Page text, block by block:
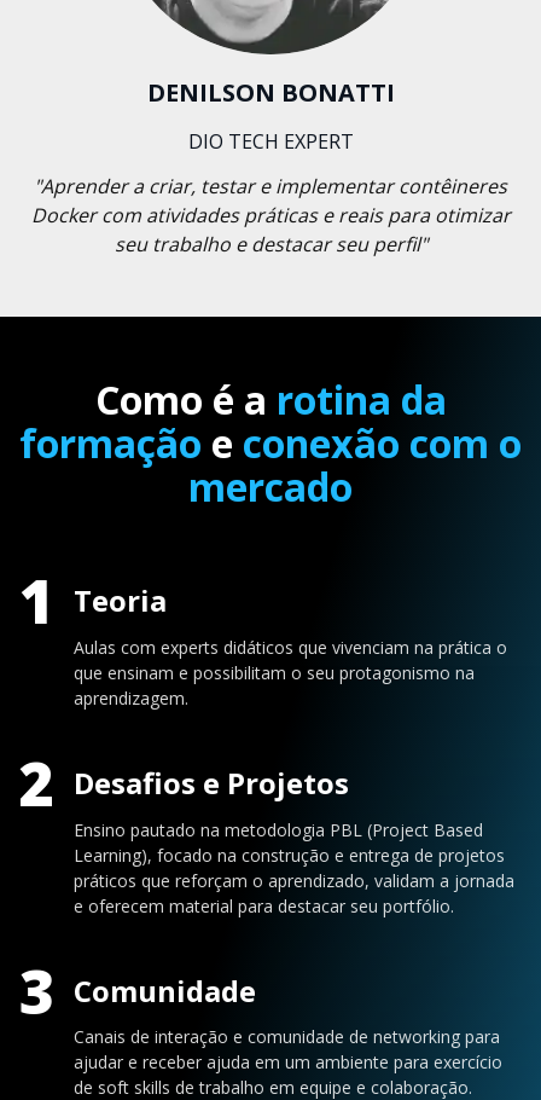
DENILSON BONATTI
DIO TECH EXPERT
"Aprender a criar, testar e implementar contêineres
Docker com atividades práticas e reais para otimizar
seu trabalho e destacar seu perfil"
Como é a rotina da
formação e conexão com o
mercado
1 Teoria
Aulas com experts didáticos que vivenciam na prática o
que ensinam e possibilitam o seu protagonismo na
aprendizagem.
2 Desafios e Projetos
Ensino pautado na metodologia PBL (Project Based
Learning), focado na construção e entrega de projetos
práticos que reforçam o aprendizado, validam a jornada
e oferecem material para destacar seu portfólio.
3 Comunidade
Canais de interação e comunidade de networking para
ajudar e receber ajuda em um ambiente para exercício
de soft skills de trabalho em equipe e colaboração.